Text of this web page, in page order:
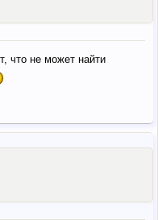
что не может найти